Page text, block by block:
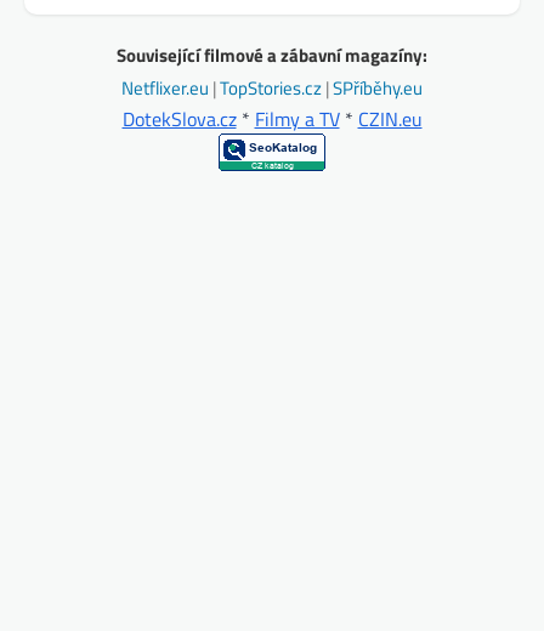
Související filmové a zábavní magazíny:
Netflixer.eu |TopStories.cz|SPříběhy.eu
DotekSlova.cz* Filmy a TV* CZIN.eu